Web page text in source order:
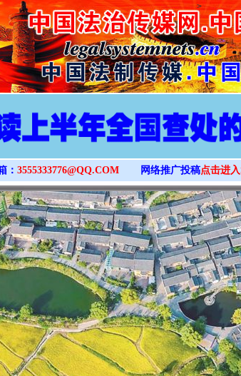
>
： 3555333776@QQ.COM 网络推广投稿点击进